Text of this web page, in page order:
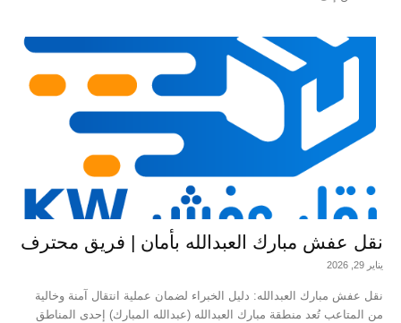
نقل عفش مبارك العبدالله بأمان | فريق محترف
يناير 29, 2026
نقل عفش مبارك العبدالله: دليل الخبراء لضمان عملية انتقال آمنة وخالية
من المتاعب تُعد منطقة مبارك العبدالله (عبدالله المبارك) إحدى المناطق